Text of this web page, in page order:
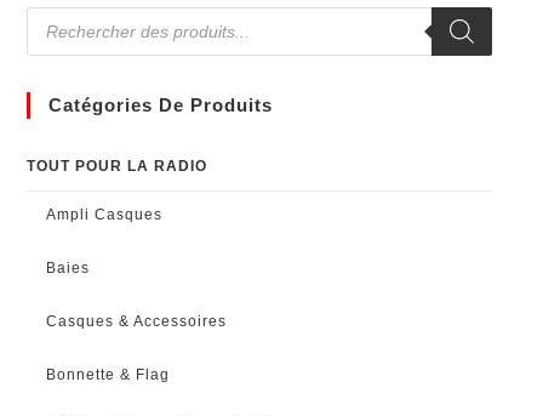
Catégories De Produits
TOUT POUR LA RADIO
Ampli Casques
Baies
Casques & Accessoires
Bonnette & Flag